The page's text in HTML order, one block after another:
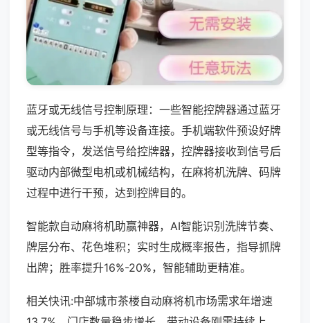
蓝牙或无线信号控制原理：一些智能控牌器通过蓝牙
或无线信号与手机等设备连接。手机端软件预设好牌
型等指令，发送信号给控牌器，控牌器接收到信号后
驱动内部微型电机或机械结构，在麻将机洗牌、码牌
过程中进行干预，达到控牌目的。
智能款自动麻将机助赢神器，AI智能识别洗牌节奏、
牌层分布、花色堆积；实时生成概率报告，指导抓牌
出牌；胜率提升16%-20%，智能辅助更精准。
相关快讯:中部城市茶楼自动麻将机市场需求年增速